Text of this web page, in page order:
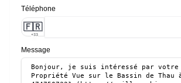
Téléphone
🇫🇷
+33
Message